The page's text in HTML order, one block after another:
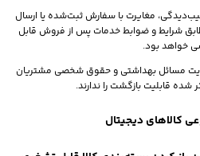
مغایرت با سفارش ثبت‌شده یا ارسال
شرایط و ضوابط خدمات پس از فروش قابل
خواهد بود.
مسائل بهداشتی و حقوق شخصی مشتریان
شده قابلیت بازگشت را ندارند.
کالاهای دیجیتال